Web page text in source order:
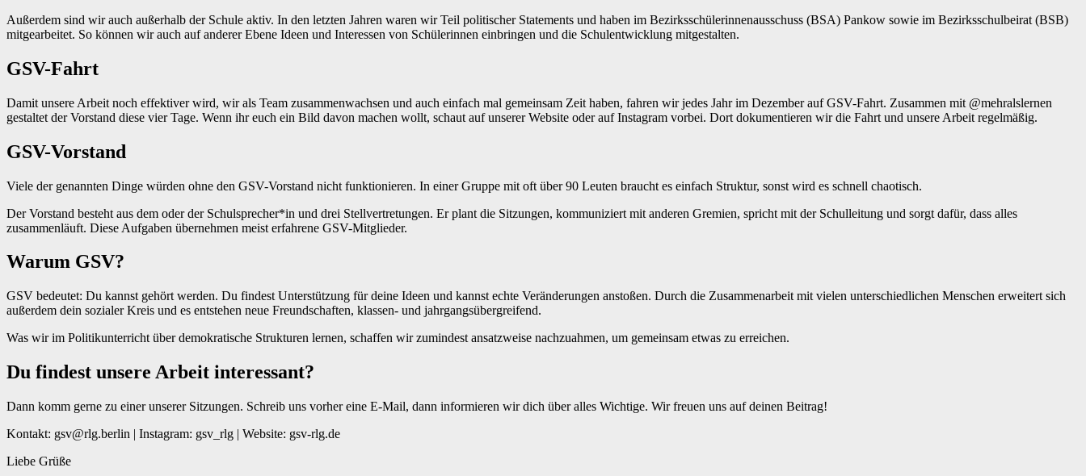
Außerdem sind wir auch außerhalb der Schule aktiv. In den letzten Jahren waren wir Teil politischer Statements und haben im Bezirksschülerinnenausschuss (BSA) Pankow sowie im Bezirksschulbeirat (BSB)
mitgearbeitet. So können wir auch auf anderer Ebene Ideen und Interessen von Schülerinnen einbringen und die Schulentwicklung mitgestalten.
GSV-Fahrt
Damit unsere Arbeit noch effektiver wird, wir als Team zusammenwachsen und auch einfach mal gemeinsam Zeit haben, fahren wir jedes Jahr im Dezember auf GSV-Fahrt. Zusammen mit @mehralslernen
gestaltet der Vorstand diese vier Tage. Wenn ihr euch ein Bild davon machen wollt, schaut auf unserer Website oder auf Instagram vorbei. Dort dokumentieren wir die Fahrt und unsere Arbeit regelmäßig.
GSV-Vorstand
Viele der genannten Dinge würden ohne den GSV-Vorstand nicht funktionieren. In einer Gruppe mit oft über 90 Leuten braucht es einfach Struktur, sonst wird es schnell chaotisch.
Der Vorstand besteht aus dem oder der Schulsprecher*in und drei Stellvertretungen. Er plant die Sitzungen, kommuniziert mit anderen Gremien, spricht mit der Schulleitung und sorgt dafür, dass alles
zusammenläuft. Diese Aufgaben übernehmen meist erfahrene GSV-Mitglieder.
Warum GSV?
GSV bedeutet: Du kannst gehört werden. Du findest Unterstützung für deine Ideen und kannst echte Veränderungen anstoßen. Durch die Zusammenarbeit mit vielen unterschiedlichen Menschen erweitert sich
außerdem dein sozialer Kreis und es entstehen neue Freundschaften, klassen- und jahrgangsübergreifend.
Was wir im Politikunterricht über demokratische Strukturen lernen, schaffen wir zumindest ansatzweise nachzuahmen, um gemeinsam etwas zu erreichen.
Du findest unsere Arbeit interessant?
Dann komm gerne zu einer unserer Sitzungen. Schreib uns vorher eine E-Mail, dann informieren wir dich über alles Wichtige. Wir freuen uns auf deinen Beitrag!
Kontakt: gsv@rlg.berlin | Instagram: gsv_rlg | Website: gsv-rlg.de
Liebe Grüße